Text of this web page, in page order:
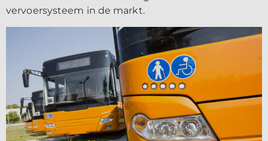
vervoersysteem in de markt.